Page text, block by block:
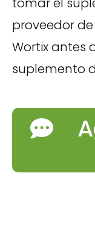
proveedor
Wortix antes
suplemento